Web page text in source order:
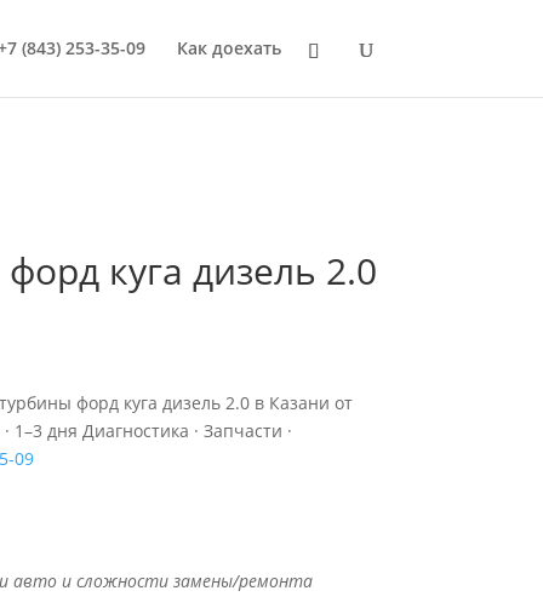
(843) 253-35-09 Как доехать
куга дизель 2.0
форд куга дизель 2.0 в Казани от
1–3 дня Диагностика · Запчасти ·
09
авто и сложности замены/ремонта